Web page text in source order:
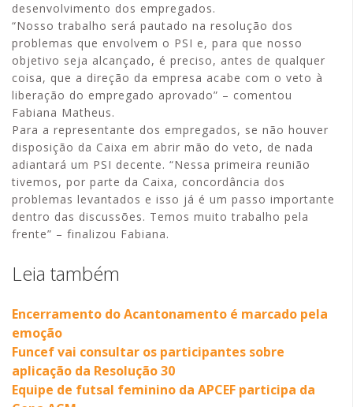
desenvolvimento dos empregados.
“Nosso trabalho será pautado na resolução dos
problemas que envolvem o PSI e, para que nosso
objetivo seja alcançado, é preciso, antes de qualquer
coisa, que a direção da empresa acabe com o veto à
liberação do empregado aprovado” – comentou
Fabiana Matheus.
Para a representante dos empregados, se não houver
disposição da Caixa em abrir mão do veto, de nada
adiantará um PSI decente. “Nessa primeira reunião
tivemos, por parte da Caixa, concordância dos
problemas levantados e isso já é um passo importante
dentro das discussões. Temos muito trabalho pela
frente” – finalizou Fabiana.
Leia também
Encerramento do Acantonamento é marcado pela
emoção
Funcef vai consultar os participantes sobre
aplicação da Resolução 30
Equipe de futsal feminino da APCEF participa da